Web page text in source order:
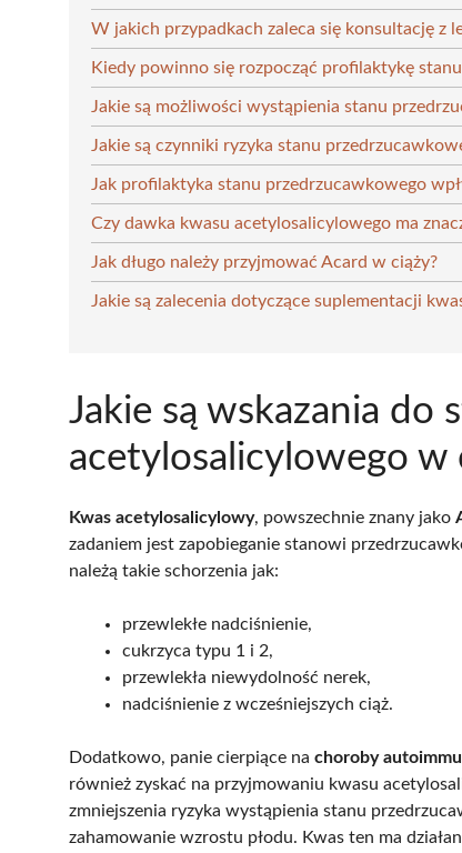
W jakich przypadkach zaleca się konsultację z
Kiedy powinno się rozpocząć profilaktykę
Jakie są możliwości wystąpienia stanu
Jakie są czynniki ryzyka stanu
Jak profilaktyka stanu przedrzucawkowego
Czy dawka kwasu acetylosalicylowego ma
Jak długo należy przyjmować Acard w ciąży?
Jakie są zalecenia dotyczące suplementacji
Jakie są wskazania do
acetylosalicylowego w
Kwas acetylosalicylowy, powszechnie znany jako
zadaniem jest zapobieganie stanowi
należą takie schorzenia jak:
przewlekłe nadciśnienie,
cukrzyca typu 1 i 2,
przewlekła niewydolność nerek,
nadciśnienie z wcześniejszych ciąż.
Dodatkowo, panie cierpiące na choroby
również zyskać na przyjmowaniu kwasu
zmniejszenia ryzyka wystąpienia stanu
zahamowanie wzrostu płodu. Kwas ten ma